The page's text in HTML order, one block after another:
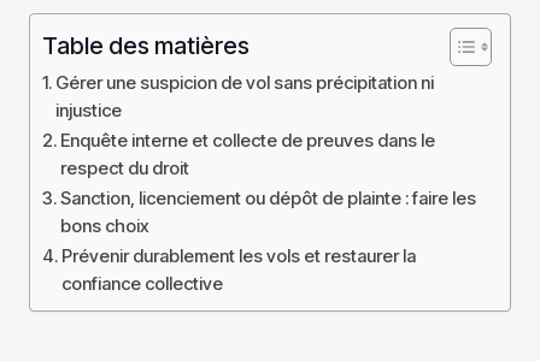
Table des matières
Gérer une suspicion de vol sans précipitation ni
injustice
Enquête interne et collecte de preuves dans le
respect du droit
Sanction, licenciement ou dépôt de plainte : faire les
bons choix
Prévenir durablement les vols et restaurer la
confiance collective